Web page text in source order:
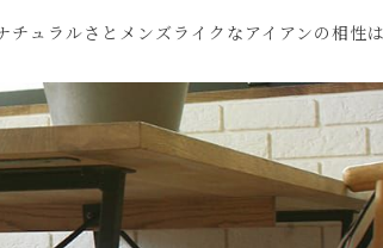
ュラルさとメンズライクなアイアンの相性